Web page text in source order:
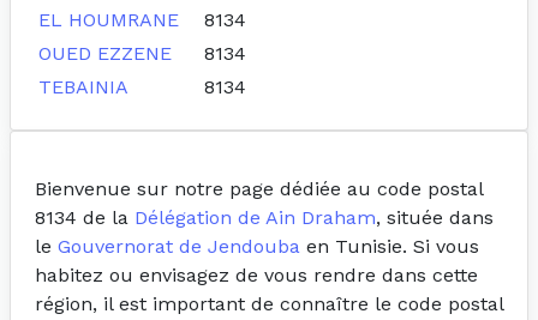
EL HOUMRANE
8134
OUED EZZENE
8134
TEBAINIA
8134
Bienvenue sur notre page dédiée au code postal
8134 de la Délégation de Ain Draham, située dans
le Gouvernorat de Jendouba en Tunisie. Si vous
habitez ou envisagez de vous rendre dans cette
région, il est important de connaître le code postal